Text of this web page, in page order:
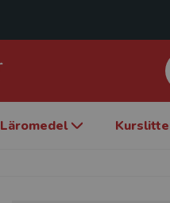
Läromedel